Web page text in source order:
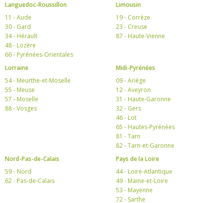
Languedoc-Roussillon
11 - Aude
30 - Gard
34 - Hérault
48 - Lozère
66 - Pyrénées-Orientales
Limousin
19 - Corrèze
23 - Creuse
87 - Haute-Vienne
Lorraine
54 - Meurthe-et-Moselle
55 - Meuse
57 - Moselle
88 - Vosges
Midi-Pyrénées
09 - Ariège
12 - Aveyron
31 - Haute-Garonne
32 - Gers
46 - Lot
65 - Hautes-Pyrénées
81 - Tarn
82 - Tarn-et-Garonne
Nord-Pas-de-Calais
59 - Nord
62 - Pas-de-Calais
Pays de la Loire
44 - Loire-Atlantique
49 - Maine-et-Loire
53 - Mayenne
72 - Sarthe